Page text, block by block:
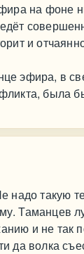
на
и
эфира, в
была
надо такую
Таманцев
и не так
да волка